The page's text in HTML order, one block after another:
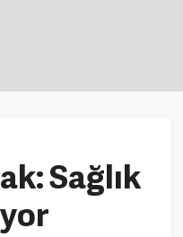
Sağlık